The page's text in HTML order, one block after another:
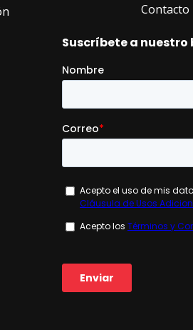
Contacto
Suscríbete a nuestro